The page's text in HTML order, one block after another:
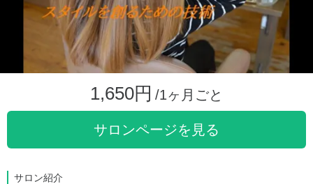
1,650円 /1ヶ月ごと
サロンページを見る
サロン紹介